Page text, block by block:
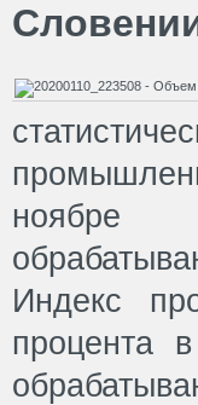
ноябре
Индекс
процента